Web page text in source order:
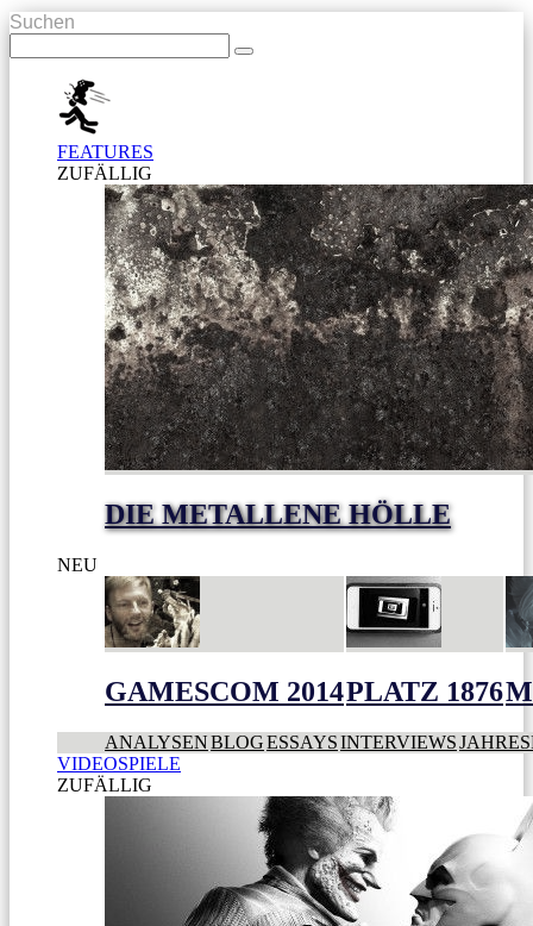
Suchen
FEATURES
ZUFÄLLIG
DIE METALLENE HÖLLE
NEU
GAMESCOM 2014PLATZ 1876
ANALYSENBLOGESSAYSINTERVIEWS
VIDEOSPIELE
ZUFÄLLIG